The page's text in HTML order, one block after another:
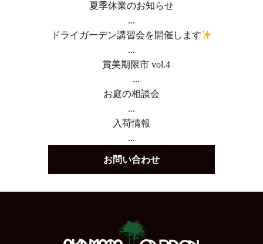
夏季休業のお知らせ
...
ドライガーデン講習会を開催します
...
賞美期限市 vol.4
...
お庭の相談会
...
入荷情報
...
お問い合わせ